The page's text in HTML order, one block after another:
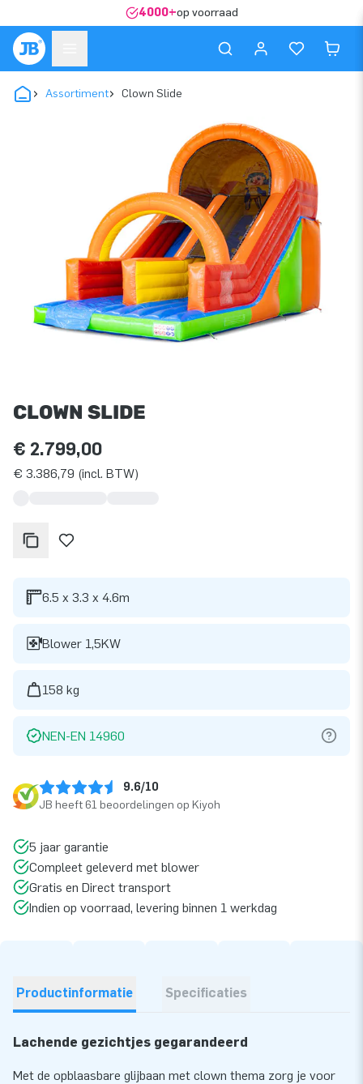
4000+op voorraad
Assortiment Clown Slide
CLOWN SLIDE
€ 2.799,00
€ 3.386,79 (incl. BTW)
6.5 x 3.3 x 4.6m
Blower 1,5KW
158 kg
NEN-EN 14960
9.6/10
JB heeft 61 beoordelingen op Kiyoh
5 jaar garantie
Compleet geleverd met blower
Gratis en Direct transport
Indien op voorraad, levering binnen 1 werkdag
Productinformatie Specificaties
Lachende gezichtjes gegarandeerd
Met de opblaasbare glijbaan met clown thema zorg je voor